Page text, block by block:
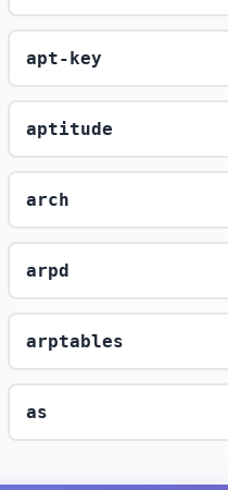
apt-key
aptitude
arch
arpd
arptables
as